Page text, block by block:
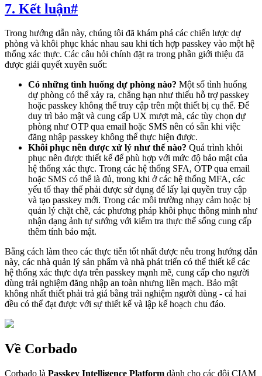
7. Kết luận#
Trong hướng dẫn này, chúng tôi đã khám phá các chiến lược dự
phòng và khôi phục khác nhau sau khi tích hợp passkey vào một hệ
thống xác thực. Các câu hỏi chính đặt ra trong phần giới thiệu đã
được giải quyết xuyên suốt:
Có những tình huống dự phòng nào? Một số tình huống
dự phòng có thể xảy ra, chẳng hạn như thiếu hỗ trợ passkey
hoặc passkey không thể truy cập trên một thiết bị cụ thể. Để
duy trì bảo mật và cung cấp UX mượt mà, các tùy chọn dự
phòng như OTP qua email hoặc SMS nên có sẵn khi việc
đăng nhập passkey không thể thực hiện được.
Khôi phục nên được xử lý như thế nào? Quá trình khôi
phục nên được thiết kế để phù hợp với mức độ bảo mật của
hệ thống xác thực. Trong các hệ thống SFA, OTP qua email
hoặc SMS có thể là đủ, trong khi ở các hệ thống MFA, các
yếu tố thay thế phải được sử dụng để lấy lại quyền truy cập
và tạo passkey mới. Trong các môi trường nhạy cảm hoặc bị
quản lý chặt chẽ, các phương pháp khôi phục thông minh như
nhận dạng ảnh tự sướng với kiểm tra thực thể sống cung cấp
thêm tính bảo mật.
Bằng cách làm theo các thực tiễn tốt nhất được nêu trong hướng dẫn
này, các nhà quản lý sản phẩm và nhà phát triển có thể thiết kế các
hệ thống xác thực dựa trên passkey mạnh mẽ, cung cấp cho người
dùng trải nghiệm đăng nhập an toàn nhưng liền mạch. Bảo mật
không nhất thiết phải trả giá bằng trải nghiệm người dùng - cả hai
đều có thể đạt được với sự thiết kế và lập kế hoạch chu đáo.
Về Corbado
Corbado là Passkey Intelligence Platform dành cho các đội CIAM